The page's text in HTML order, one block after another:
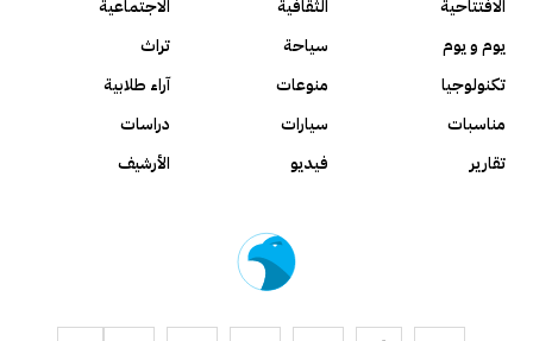
الافتتاحية
الثقافية
الاجتماعية
يوم و يوم
سياحة
تراث
تكنولوجيا
منوعات
آراء طلابية
مناسبات
سيارات
دراسات
تقارير
فيديو الأرشيف